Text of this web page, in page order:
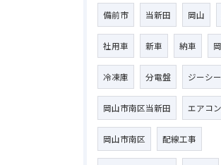
備前市 当新田 岡山
社用車 新車 納車
冷凍庫 分電盤 ジーシ
岡山市南区当新田 エアコ
岡山市南区 配線工事